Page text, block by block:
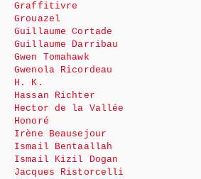
Graffitivre
Grouazel
Guillaume Cortade
Guillaume Darribau
Gwen Tomahawk
Gwenola Ricordeau
H. K.
Hassan Richter
Hector de la Vallée
Honoré
Irène Beausejour
Ismail Bentaallah
Ismail Kizil Dogan
Jacques Ristorcelli